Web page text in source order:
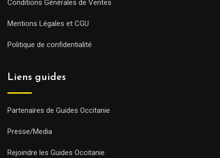
Conditions Générales de Ventes
Mentions Légales et CGU
Politique de confidentialité
Liens guides
Partenaires de Guides Occitanie
Presse/Media
Rejoindre les Guides Occitanie